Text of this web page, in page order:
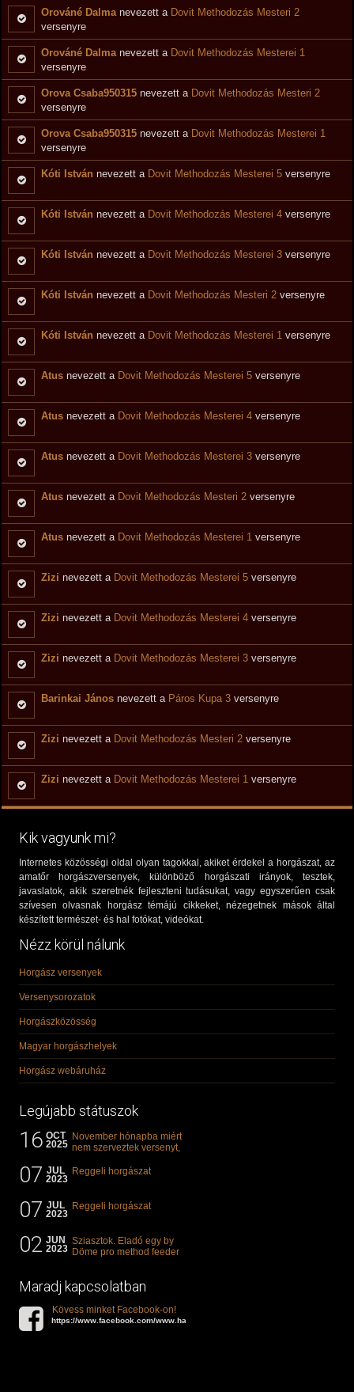
Orováné Dalma nevezett a Dovit Methodozás Mesteri 2
versenyre
Orováné Dalma nevezett a Dovit Methodozás Mesterei 1
versenyre
Orova Csaba950315 nevezett a Dovit Methodozás Mesteri 2
versenyre
Orova Csaba950315 nevezett a Dovit Methodozás Mesterei 1
versenyre
Kóti István nevezett a Dovit Methodozás Mesterei 5 versenyre
Kóti István nevezett a Dovit Methodozás Mesterei 4 versenyre
Kóti István nevezett a Dovit Methodozás Mesterei 3 versenyre
Kóti István nevezett a Dovit Methodozás Mesteri 2 versenyre
Kóti István nevezett a Dovit Methodozás Mesterei 1 versenyre
Atus nevezett a Dovit Methodozás Mesterei 5 versenyre
Atus nevezett a Dovit Methodozás Mesterei 4 versenyre
Atus nevezett a Dovit Methodozás Mesterei 3 versenyre
Atus nevezett a Dovit Methodozás Mesteri 2 versenyre
Atus nevezett a Dovit Methodozás Mesterei 1 versenyre
Zizi nevezett a Dovit Methodozás Mesterei 5 versenyre
Zizi nevezett a Dovit Methodozás Mesterei 4 versenyre
Zizi nevezett a Dovit Methodozás Mesterei 3 versenyre
Barinkai János nevezett a Páros Kupa 3 versenyre
Zizi nevezett a Dovit Methodozás Mesteri 2 versenyre
Zizi nevezett a Dovit Methodozás Mesterei 1 versenyre
Kik vagyunk mi?
Internetes közösségi oldal olyan tagokkal, akiket érdekel a horgászat, az
amatőr horgászversenyek, különböző horgászati irányok, tesztek,
javaslatok, akik szeretnék fejleszteni tudásukat, vagy egyszerűen csak
szívesen olvasnak horgász témájú cikkeket, nézegetnek mások által
készített természet- és hal fotókat, videókat.
Nézz körül nálunk
Horgász versenyek
Versenysorozatok
Horgászközösség
Magyar horgászhelyek
Horgász webáruház
Legújabb státuszok
16 OCT
2025
November hónapba miért
nem szerveztek versenyt,
"kárászos"...
07 JUL
2023
Reggeli horgászat
07 JUL
2023
Reggeli horgászat
02 JUN
2023
Sziasztok. Eladó egy by
Döme pro method feeder
Maradj kapcsolatban
Kövess minket Facebook-on!
https://www.facebook.com/www.halat.hu